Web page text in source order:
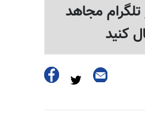
تلگرام مجاهد
کنید